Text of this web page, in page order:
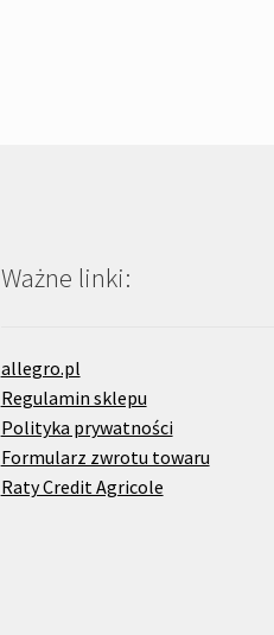
Ważne linki:
allegro.pl
Regulamin sklepu
Polityka prywatności
Formularz zwrotu towaru
Raty Credit Agricole